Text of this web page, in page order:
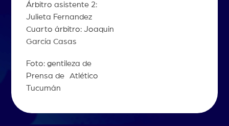
Árbitro asistente 2:
Julieta Fernandez
Cuarto árbitro: Joaquin
García Casas
Foto: gentileza de
Prensa de Atlético
Tucumán